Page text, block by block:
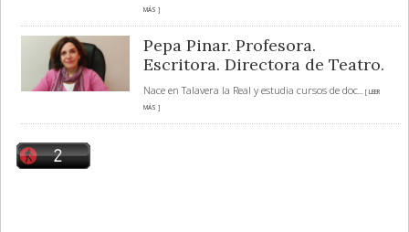
MÁS ]
Pepa Pinar. Profesora.
Escritora. Directora de Teatro.
Nace en Talavera la Real y estudia cursos de doc... [ LEER
MÁS ]